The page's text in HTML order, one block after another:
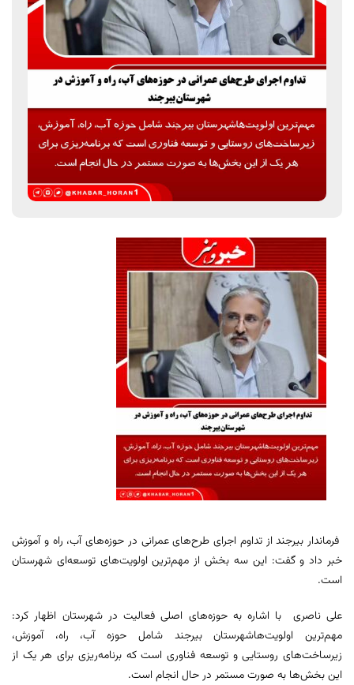
فرماندار بیرجند از تداوم اجرای طرح‌های عمرانی در حوزه‌های آب، راه و آموزش
خبر داد و گفت: این سه بخش از مهم‌ترین اولویت‌های توسعه‌ای شهرستان
است.
علی ناصری با اشاره به حوزه‌های اصلی فعالیت در شهرستان اظهار کرد:
مهم‌ترین اولویت‌هاشهرستان بیرجند شامل حوزه آب، راه، آموزش،
زیرساخت‌های روستایی و توسعه فناوری است که برنامه‌ریزی برای هر یک از
این بخش‌ها به صورت مستمر در حال انجام است.